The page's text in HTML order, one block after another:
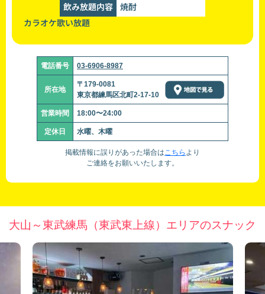
飲み放題内容 焼酎
カラオケ歌い放題
電話番号 03-6906-8987
所在地
〒179-0081
東京都練馬区北町2-17-10
営業時間 18:00〜24:00
定休日 水曜、木曜
掲載情報に誤りがあった場合はこちら より
ご連絡をお願いいたします。
大山～東武練馬（東武東上線）エリアのスナック